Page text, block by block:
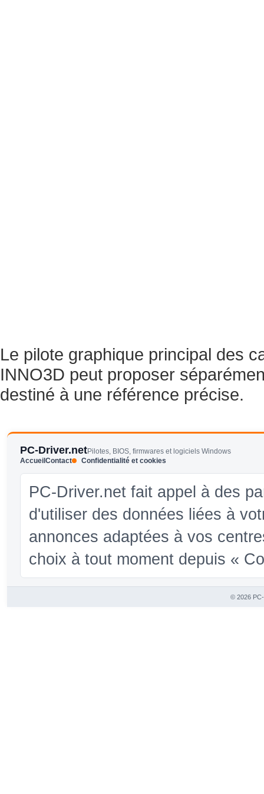
Le pilote graphique principal des
INNO3D peut proposer
destiné à une référence précise.
PC-Driver.netPilotes, BIOS, firmwares et logiciels Windows
AccueilContact Confidentialité et cookies
PC-Driver.net fait appel à des
d'utiliser des données liées à
annonces adaptées à vos
choix à tout moment depuis «
© 2026